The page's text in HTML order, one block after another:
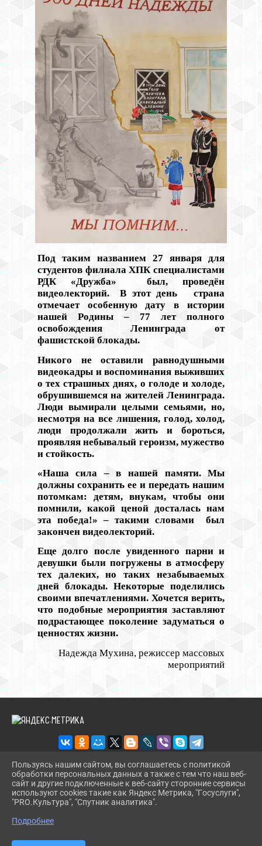
Под таким названием 27 января для
студентов филиала ХПК специалистами
РДК «Дружба» был, проведён
видеолекторий. В этот день страна
отмечает особенную дату в истории
нашей Родины – 77 лет полного
освобождения Ленинграда от
фашистской блокады.
Никого не оставили равнодушными
видеокадры и воспоминания выживших
о тех страшных днях, о голоде и холоде,
обрушившемся на жителей Ленинграда.
Люди вымирали целыми семьями, но,
несмотря на все лишения, голод, холод,
люди продолжали жить и бороться,
проявляя небывалый героизм, мужество
и стойкость.
«Наша сила – в нашей памяти. Мы
должны сохранить ее и передать нашим
потомкам: детям, внукам, чтобы они
помнили, какой ценой досталась нам
эта победа!» – такими словами был
закончен видеолекторий.
Еще долго после увиденного парни и
девушки были погружены в атмосферу
тех далеких, но таких незабываемых
дней блокады. Некоторые поделились
своими впечатлениями. Хочется верить,
что подобные мероприятия заставляют
подрастающее поколение задуматься о
ценностях жизни.
Надежда Мухина, режиссер массовых
мероприятий
2026 Г. RDKDRUJBA.RU
ВХОД
КАРТА САЙТА
СДЕЛАНО НА KUBCMS
Пользуясь нашим сайтом, вы соглашаетесь с политикой
обработки персональных данных а также с тем что наш веб-
сайт и другие подключенные к веб-сайту сторонние сервисы
используют cookies такие как Яндекс Метрика, "Госуслуги",
"PRO.Культура", "Спутник аналитика".
Подробнее